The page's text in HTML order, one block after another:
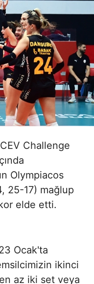
Challenge
Olympiacos
25-17) mağlup
elde etti.
Ocak'ta
ikinci
az iki set veya